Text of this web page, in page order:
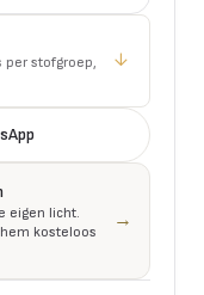
per stofgroep,
↓
eigen licht.
kosteloos
→